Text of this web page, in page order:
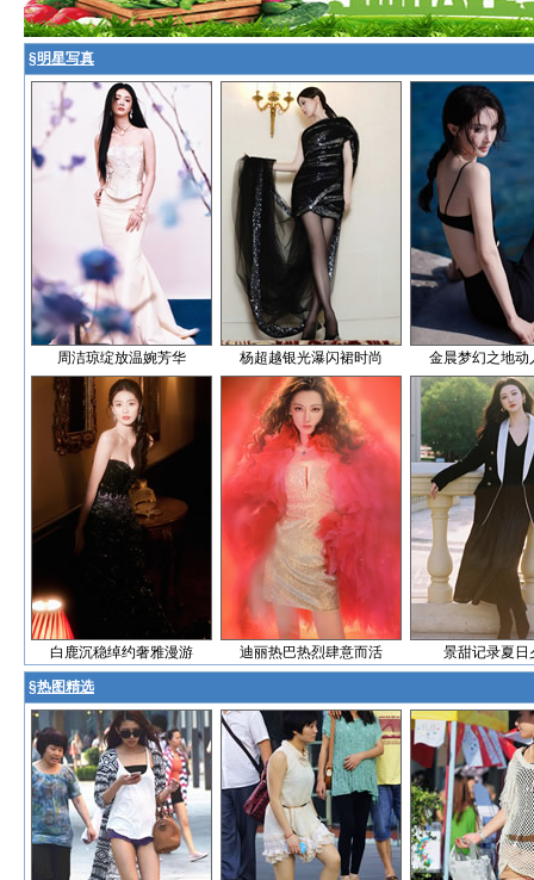
§明星写真
周洁琼绽放温婉芳华 杨超越银光瀑闪裙时尚 金晨梦幻之地动
白鹿沉稳绰约奢雅漫游 迪丽热巴热烈肆意而活 景甜记录夏日
§热图精选